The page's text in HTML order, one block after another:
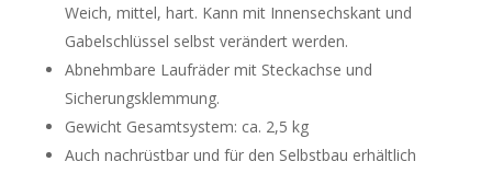
Weich, mittel, hart. Kann mit Innensechskant und
Gabelschlüssel selbst verändert werden.
Abnehmbare Laufräder mit Steckachse und
Sicherungsklemmung.
Gewicht Gesamtsystem: ca. 2,5 kg
Auch nachrüstbar und für den Selbstbau erhältlich